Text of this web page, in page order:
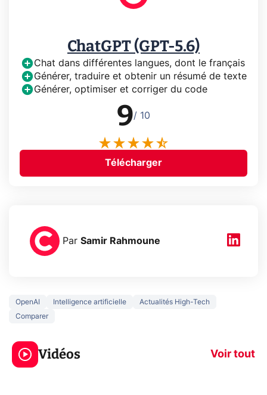
ChatGPT (GPT-5.6)
Chat dans différentes langues, dont le français
Générer, traduire et obtenir un résumé de texte
Générer, optimiser et corriger du code
9/ 10
Télécharger
Par Samir Rahmoune
OpenAI Intelligence artificielle
Actualités High-Tech
Comparer
Vidéos Voir tout
3 écrans en 1 pour
319€ ? Voici L'AOC
CQ32G4ZA !
prochaine